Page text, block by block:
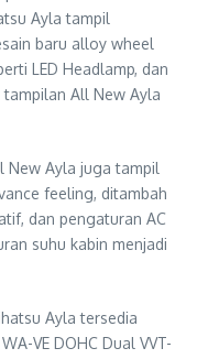
Ayla tampil
baru alloy wheel
LED Headlamp, dan
tampilan All New Ayla
New Ayla juga tampil
feeling, ditambah
dan pengaturan AC
suhu kabin menjadi
Ayla tersedia
VE DOHC Dual VVT-